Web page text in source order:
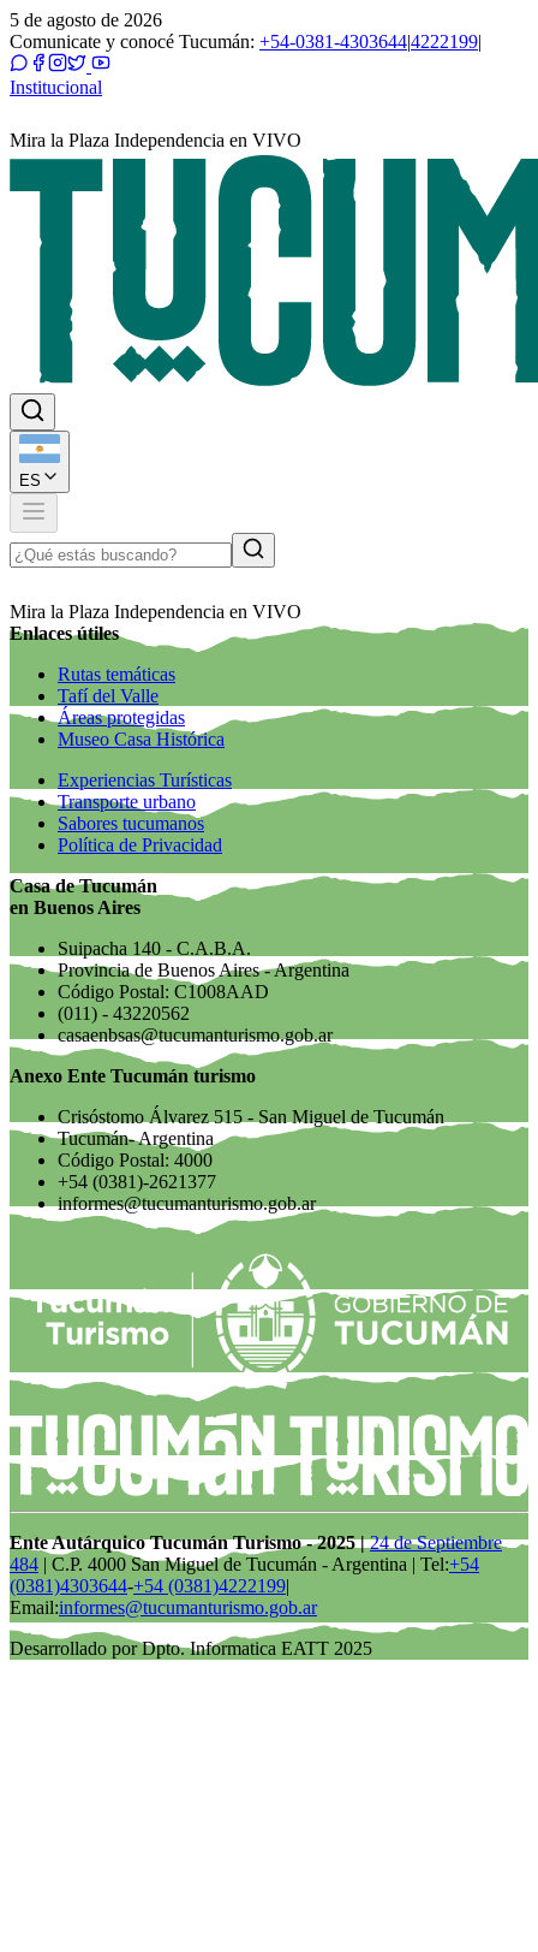
5 de agosto de 2026
Comunicate y conocé Tucumán: +54-0381-4303644|4222199|
Institucional
Mira la Plaza Independencia en VIVO
ES
Mira la Plaza Independencia en VIVO
Enlaces útiles
Rutas temáticas
Tafí del Valle
Áreas protegidas
Museo Casa Histórica
Experiencias Turísticas
Transporte urbano
Sabores tucumanos
Política de Privacidad
Casa de Tucumán
en Buenos Aires
Suipacha 140 - C.A.B.A.
Provincia de Buenos Aires - Argentina
Código Postal: C1008AAD
(011) - 43220562
casaenbsas@tucumanturismo.gob.ar
Anexo Ente Tucumán turismo
Crisóstomo Álvarez 515 - San Miguel de Tucumán
Tucumán- Argentina
Código Postal: 4000
+54 (0381)-2621377
informes@tucumanturismo.gob.ar
Ente Autárquico Tucumán Turismo - 2025 |24 de Septiembre
484 | C.P. 4000 San Miguel de Tucumán - Argentina | Tel:+54
(0381)4303644-+54 (0381)4222199|
Email:informes@tucumanturismo.gob.ar
Desarrollado por Dpto. Informatica EATT 2025